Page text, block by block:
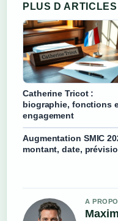
PLUS D
Catherine Tricot :
biographie, fonctions
engagement
Augmentation SMIC
montant, date,
A